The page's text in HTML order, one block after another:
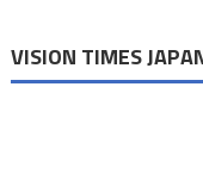
VISION TIMES